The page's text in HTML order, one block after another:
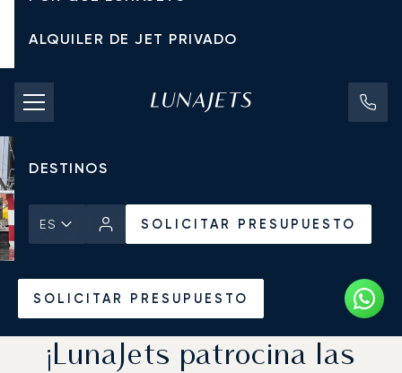
ALQUILER DE JET PRIVADO
TARIFAS DE CHÁRTER
JETS PRIVADOS
DESTINOS
ES SOLICITAR PRESUPUESTO
SOLICITAR PRESUPUESTO
¡LunaJets patrocina las